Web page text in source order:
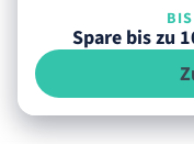
Spare bis zu